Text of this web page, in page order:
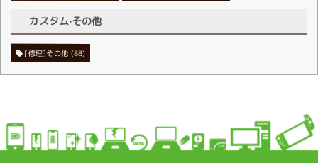
カスタム·その他
[修理]その他 (88)